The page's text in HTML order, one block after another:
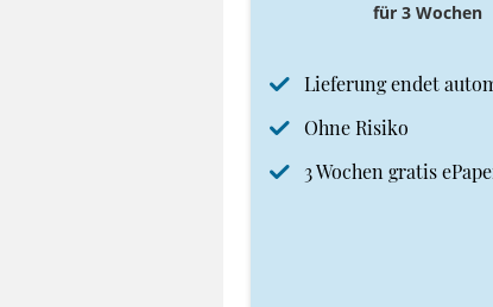
für 3 Wochen
Lieferung endet
Ohne Risiko
3 Wochen gratis